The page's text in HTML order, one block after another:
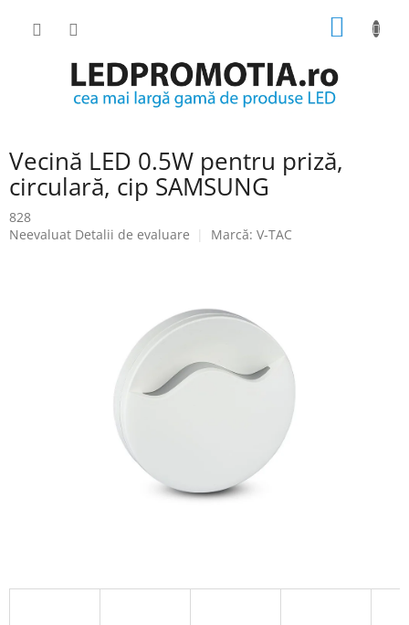
COŞ
Vecină LED 0.5W pentru priză,
circulară, cip SAMSUNG
828
Evaluarea
Neevaluat Detalii de evaluare Marcă: V-TAC